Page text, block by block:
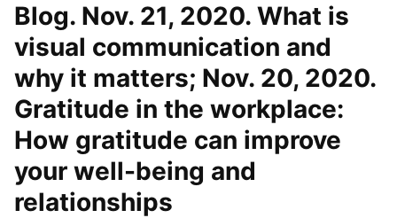
Blog. Nov. 21, 2020. What is
visual communication and
why it matters; Nov. 20, 2020.
Gratitude in the workplace:
How gratitude can improve
your well-being and
relationships